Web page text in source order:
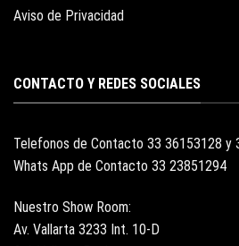
Aviso de Privacidad
CONTACTO Y REDES SOCIALES
Telefonos de Contacto 33 36153128 y
Whats App de Contacto 33 23851294
Nuestro Show Room:
Av. Vallarta 3233 Int. 10-D